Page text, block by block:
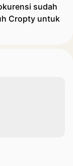
sudah
Cropty untuk